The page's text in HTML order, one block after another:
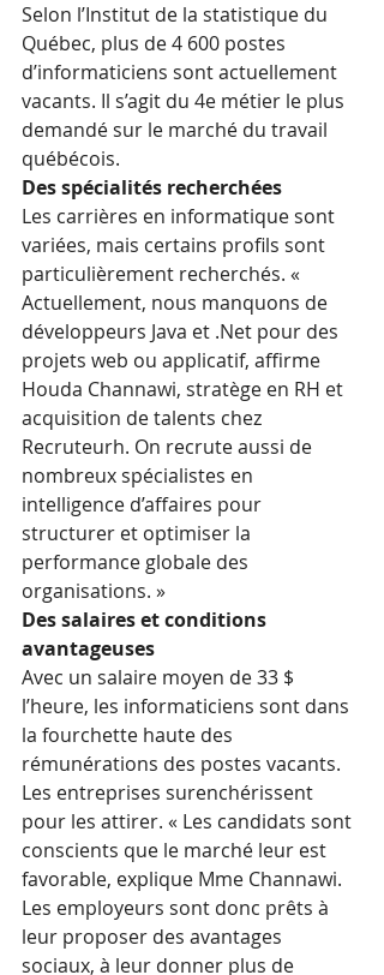
Selon l’Institut de la statistique du
Québec, plus de 4 600 postes
d’informaticiens sont actuellement
vacants. Il s’agit du 4e métier le plus
demandé sur le marché du travail
québécois.
Des spécialités recherchées
Les carrières en informatique sont
variées, mais certains profils sont
particulièrement recherchés. «
Actuellement, nous manquons de
développeurs Java et .Net pour des
projets web ou applicatif, affirme
Houda Channawi, stratège en RH et
acquisition de talents chez
Recruteurh. On recrute aussi de
nombreux spécialistes en
intelligence d’affaires pour
structurer et optimiser la
performance globale des
organisations. »
Des salaires et conditions
avantageuses
Avec un salaire moyen de 33 $
l’heure, les informaticiens sont dans
la fourchette haute des
rémunérations des postes vacants.
Les entreprises surenchérissent
pour les attirer. « Les candidats sont
conscients que le marché leur est
favorable, explique Mme Channawi.
Les employeurs sont donc prêts à
leur proposer des avantages
sociaux, à leur donner plus de